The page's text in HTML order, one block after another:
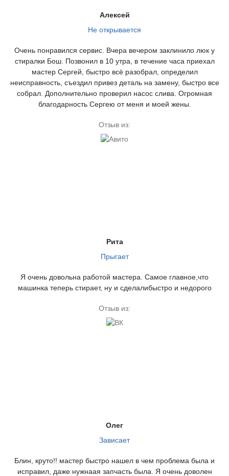
Алексей
Не открывается
Очень понравился сервис. Вчера вечером заклинило люк у
стиралки Бош. Позвонил в 10 утра, в течение часа приехал
мастер Сергей, быстро всё разобрал, определил
неисправность, съездил привез деталь на замену, быстро все
собрал. Дополнительно проверил насос слива. Огромная
благодарность Сергею от меня и моей жены.
Отзыв из:
Рита
Прыгает
Я очень довольна работой мастера. Самое главное,что
машинка теперь стирает, ну и сделалибыстро и недорого
Отзыв из:
Олег
Зависает
Блин, круто!! мастер быстро нашел в чем проблема была и
исправил, даже нужнаая запчасть была. Я очень доволен